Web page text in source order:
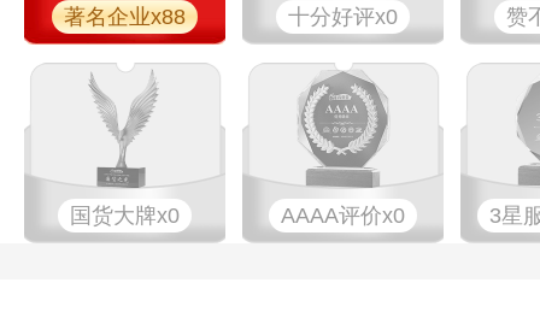
著名企业x88 十分好评x0 赞
国货大牌x0 AAAA评价x0 3星